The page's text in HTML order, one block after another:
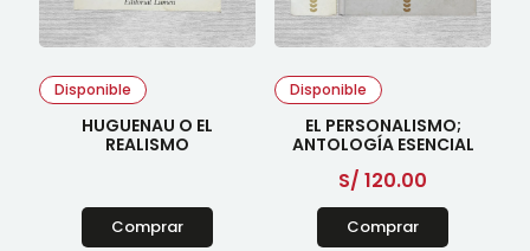
Disponible
HUGUENAU O EL
REALISMO
Comprar
Disponible
EL PERSONALISMO;
ANTOLOGÍA ESENCIAL
S/ 120.00
Comprar